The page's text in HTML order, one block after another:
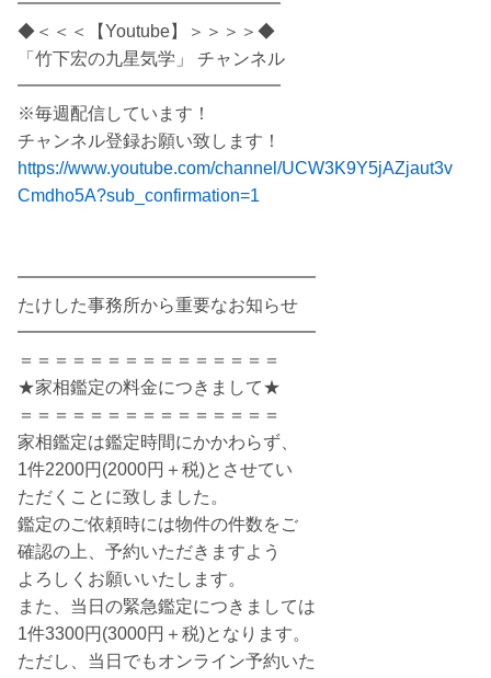
━━━━━━━━━━━━━━━
◆＜＜＜【Youtube】＞＞＞＞◆
「竹下宏の九星気学」 チャンネル
━━━━━━━━━━━━━━━
※毎週配信しています！
チャンネル登録お願い致します！
https://www.youtube.com/channel/UCW3K9Y5jAZjaut3v
Cmdho5A?sub_confirmation=1
━━━━━━━━━━━━━━━━━
たけした事務所から重要なお知らせ
━━━━━━━━━━━━━━━━━
＝＝＝＝＝＝＝＝＝＝＝＝＝＝＝
★家相鑑定の料金につきまして★
＝＝＝＝＝＝＝＝＝＝＝＝＝＝＝
家相鑑定は鑑定時間にかかわらず、
1件2200円(2000円＋税)とさせてい
ただくことに致しました。
鑑定のご依頼時には物件の件数をご
確認の上、予約いただきますよう
よろしくお願いいたします。
また、当日の緊急鑑定につきましては
1件3300円(3000円＋税)となります。
ただし、当日でもオンライン予約いた